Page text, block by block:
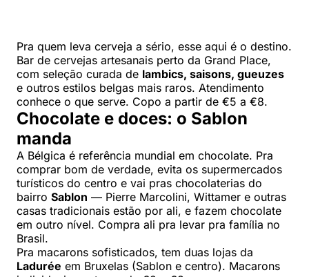
Pra quem leva cerveja a sério, esse aqui é o destino.
Bar de cervejas artesanais perto da Grand Place,
com seleção curada de lambics, saisons, gueuzes
e outros estilos belgas mais raros. Atendimento
conhece o que serve. Copo a partir de €5 a €8.
Chocolate e doces: o Sablon
manda
A Bélgica é referência mundial em chocolate. Pra
comprar bom de verdade, evita os supermercados
turísticos do centro e vai pras chocolaterias do
bairro Sablon — Pierre Marcolini, Wittamer e outras
casas tradicionais estão por ali, e fazem chocolate
em outro nível. Compra ali pra levar pra família no
Brasil.
Pra macarons sofisticados, tem duas lojas da
Ladurée em Bruxelas (Sablon e centro). Macarons